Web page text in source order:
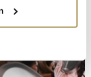
Lage
genau sein
identifizieren